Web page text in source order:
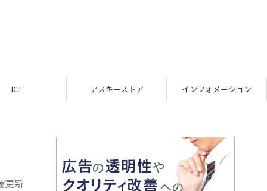
ICT アスキーストア インフォメーション
更新